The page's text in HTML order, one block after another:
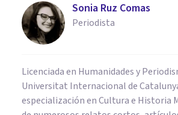
Sonia Ruz Comas
Periodista
Licenciada en Humanidades y
Universitat Internacional de
especialización en Cultura e Historia